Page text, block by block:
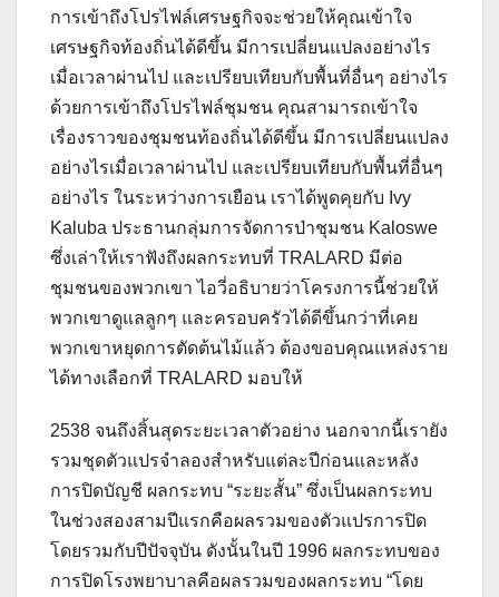
การเข้าถึงโปรไฟล์เศรษฐกิจจะช่วยให้คุณเข้าใจ
เศรษฐกิจท้องถิ่นได้ดีขึ้น มีการเปลี่ยนแปลงอย่างไร
เมื่อเวลาผ่านไป และเปรียบเทียบกับพื้นที่อื่นๆ อย่างไร
ด้วยการเข้าถึงโปรไฟล์ชุมชน คุณสามารถเข้าใจ
เรื่องราวของชุมชนท้องถิ่นได้ดีขึ้น มีการเปลี่ยนแปลง
อย่างไรเมื่อเวลาผ่านไป และเปรียบเทียบกับพื้นที่อื่นๆ
อย่างไร ในระหว่างการเยือน เราได้พูดคุยกับ Ivy
Kaluba ประธานกลุ่มการจัดการป่าชุมชน Kaloswe
ซึ่งเล่าให้เราฟังถึงผลกระทบที่ TRALARD มีต่อ
ชุมชนของพวกเขา ไอวี่อธิบายว่าโครงการนี้ช่วยให้
พวกเขาดูแลลูกๆ และครอบครัวได้ดีขึ้นกว่าที่เคย
พวกเขาหยุดการตัดต้นไม้แล้ว ต้องขอบคุณแหล่งราย
ได้ทางเลือกที่ TRALARD มอบให้
2538 จนถึงสิ้นสุดระยะเวลาตัวอย่าง นอกจากนี้เรายัง
รวมชุดตัวแปรจำลองสำหรับแต่ละปีก่อนและหลัง
การปิดบัญชี ผลกระทบ “ระยะสั้น” ซึ่งเป็นผลกระทบ
ในช่วงสองสามปีแรกคือผลรวมของตัวแปรการปิด
โดยรวมกับปีปัจจุบัน ดังนั้นในปี 1996 ผลกระทบของ
การปิดโรงพยาบาลคือผลรวมของผลกระทบ “โดย